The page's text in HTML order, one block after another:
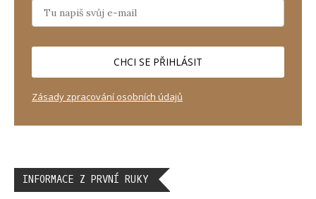
CHCI SE PŘIHLÁSIT
Zásady zpracování osobních údajů
INFORMACE Z PRVNÍ RUKY